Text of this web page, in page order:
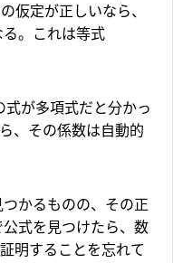
仮定が正しいなら、
る。これは等式
式が多項式だと分かっ
、その係数は自動的
かるものの、その正
式を見つけたら、数
明することを忘れて